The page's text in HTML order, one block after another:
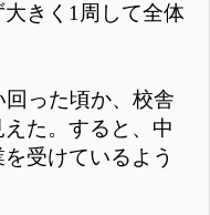
きく1周して全体
った頃か、校舎
た。すると、中
受けているよう